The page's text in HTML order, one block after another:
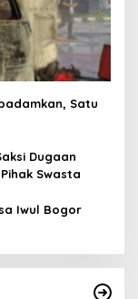
Satu
Dugaan
Swasta
Iwul Bogor